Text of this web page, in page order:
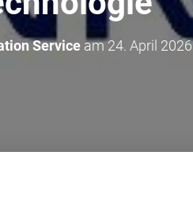
Service am24. April 2026